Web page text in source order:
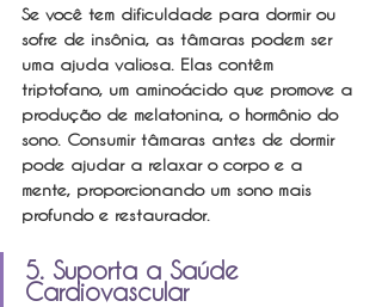
Se você tem dificuldade para dormir ou
sofre de insônia, as tâmaras podem ser
uma ajuda valiosa. Elas contêm
triptofano, um aminoácido que promove a
produção de melatonina, o hormônio do
sono. Consumir tâmaras antes de dormir
pode ajudar a relaxar o corpo e a
mente, proporcionando um sono mais
profundo e restaurador.
5. Suporta a Saúde
Cardiovascular